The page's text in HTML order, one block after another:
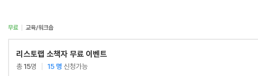
무료 교육/워크숍
리스토랩 소책자 무료 이벤트
총15명 15 명 신청가능